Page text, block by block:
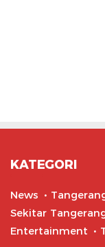
KATEGORI
News
Sekitar
Entertainment